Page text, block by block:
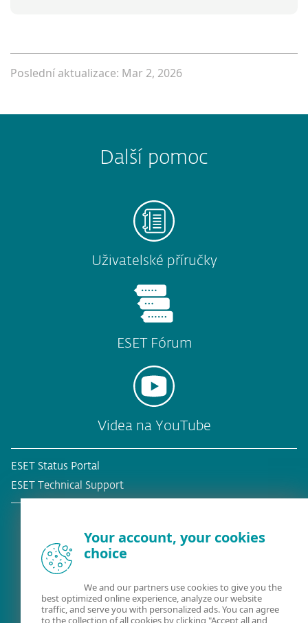
Poslední aktualizace: Mar 2, 2026
Další pomoc
Uživatelské příručky
ESET Fórum
Videa na YouTube
ESET Status Portal
ESET Technical Support
Your account, your cookies
choice
We and our partners use cookies to give you the
best optimized online experience, analyze our website
traffic, and serve you with personalized ads. You can agree
to the collection of all cookies by clicking "Accept all and